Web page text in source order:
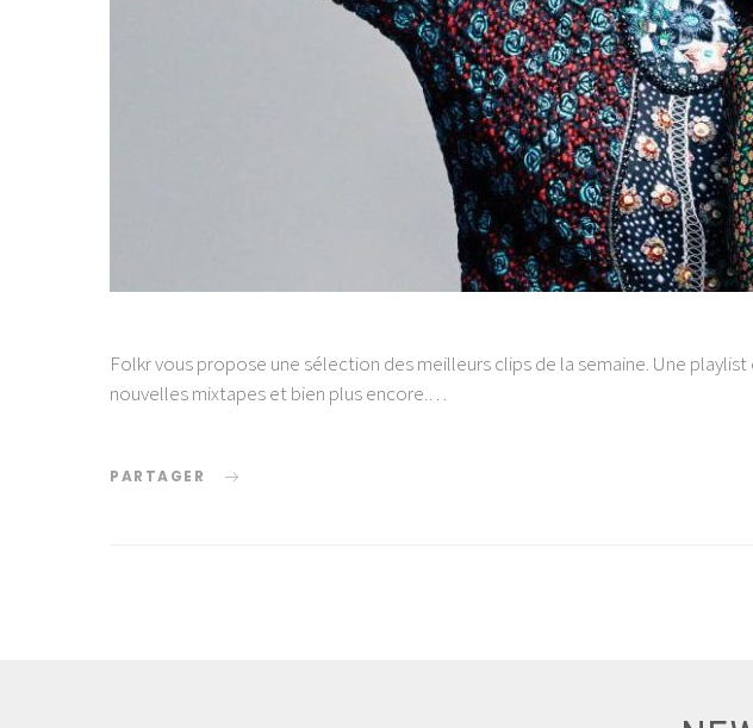
Folkr vous propose une sélection des meilleurs clips de la semaine. Une
nouvelles mixtapes et bien plus encore.…
PARTAGER